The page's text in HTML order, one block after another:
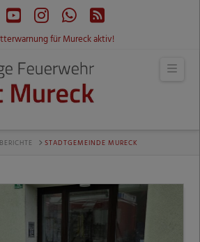
YouTube
Instagram
Whatsapp
RSS
für Mureck aktiv!
STADTGEMEINDE MURECK